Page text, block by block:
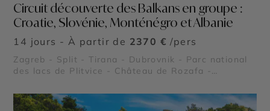
Circuit découverte des Balkans en groupe :
Croatie, Slovénie, Monténégro et Albanie
14 jours - À partir de 2370 € /pers
Zagreb - Split - Tirana - Dubrovnik - Parc national
des lacs de Plitvice - Château de Rozafa -
Palais de Dioclétien - Parc national de Krka - Parc
national de Biogradska Gora - Parc du Lovcen